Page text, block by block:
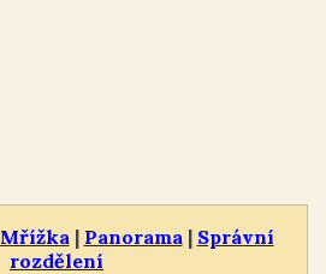
Mřížka | Panorama | Správní
rozdělení